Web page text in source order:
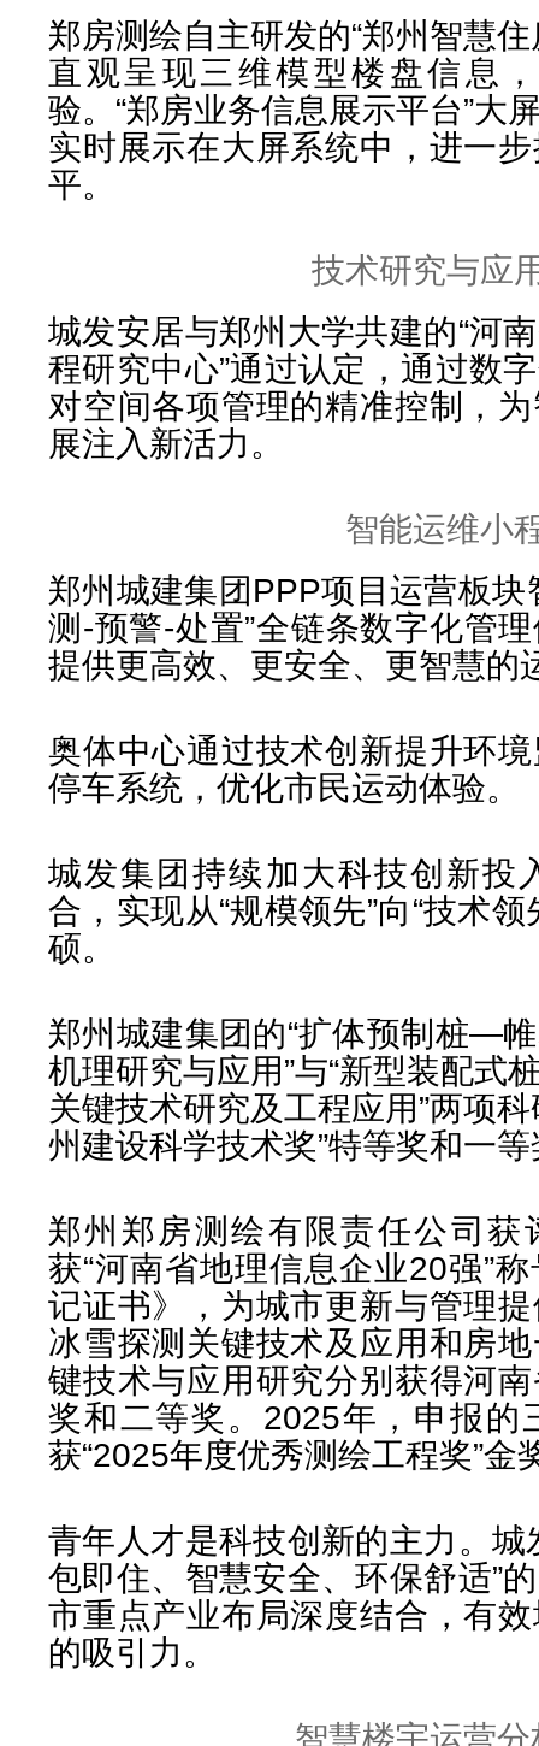
郑房测绘自主研发的“郑州智慧
直观呈现三维模型楼盘信息
验。“郑房业务信息展示平台”大
实时展示在大屏系统中，进一
平。
技术研究与应
城发安居与郑州大学共建的“河
程研究中心”通过认定，通过数
对空间各项管理的精准控制，
展注入新活力。
智能运维小
郑州城建集团PPP项目运营板块
测-预警-处置”全链条数字化管
提供更高效、更安全、更智慧的
奥体中心通过技术创新提升环
停车系统，优化市民运动体验。
城发集团持续加大科技创新投
合，实现从“规模领先”向“技术
硕。
郑州城建集团的“扩体预制桩—
机理研究与应用”与“新型装配式
关键技术研究及工程应用”两项
州建设科学技术奖”特等奖和一
郑州郑房测绘有限责任公司获
获“河南省地理信息企业20强”
记证书》，为城市更新与管理
冰雪探测关键技术及应用和房
键技术与应用研究分别获得河
奖和二等奖。2025年，申报的
获“2025年度优秀测绘工程奖”金
青年人才是科技创新的主力。城
包即住、智慧安全、环保舒适”
市重点产业布局深度结合，有
的吸引力。
智慧楼宇运营